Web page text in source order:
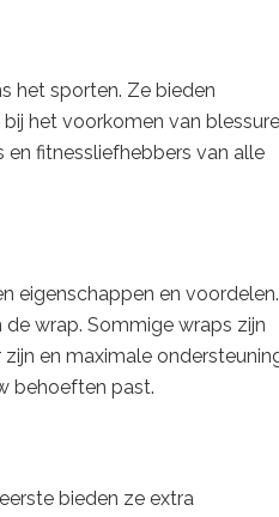
het sporten. Ze bieden
het voorkomen van
en fitnessliefhebbers van alle
eigenschappen en voordelen.
wrap. Sommige wraps zijn
en maximale
behoeften past.
bieden ze extra